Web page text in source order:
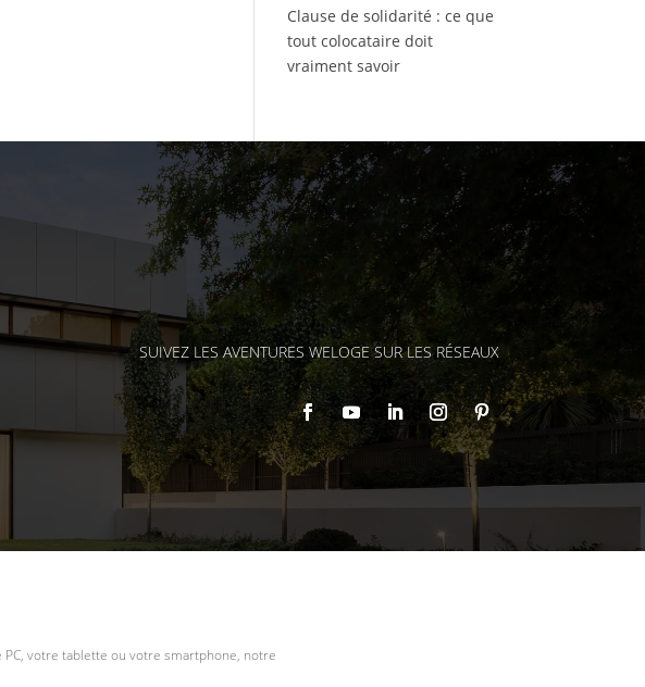
Clause de solidarité : ce que
tout colocataire doit
vraiment savoir
SUIVEZ LES AVENTURES WELOGE SUR LES RÉSEAUX
votre tablette ou votre smartphone, notre